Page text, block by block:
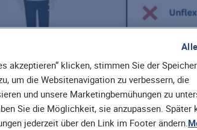
akzeptieren“ klicken, stimmen Sie der
um die Websitenavigation zu verbessern, die
und unsere Marketingbemühungen zu
Sie die Möglichkeit, sie anzupassen. Später
jederzeit über den Link im Footer ändern.